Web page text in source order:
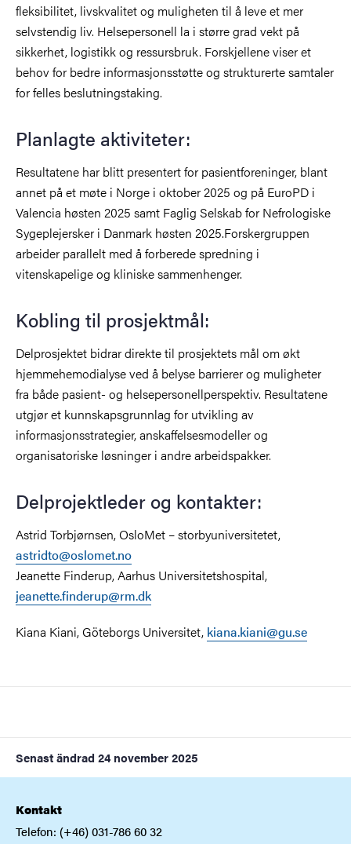
fleksibilitet, livskvalitet og muligheten til å leve et mer
selvstendig liv. Helsepersonell la i større grad vekt på
sikkerhet, logistikk og ressursbruk. Forskjellene viser et
behov for bedre informasjonsstøtte og strukturerte samtaler
for felles beslutningstaking.
Planlagte aktiviteter:
Resultatene har blitt presentert for pasientforeninger, blant
annet på et møte i Norge i oktober 2025 og på EuroPD i
Valencia høsten 2025 samt Faglig Selskab for Nefrologiske
Sygeplejersker i Danmark høsten 2025.Forskergruppen
arbeider parallelt med å forberede spredning i
vitenskapelige og kliniske sammenhenger.
Kobling til prosjektmål:
Delprosjektet bidrar direkte til prosjektets mål om økt
hjemmehemodialyse ved å belyse barrierer og muligheter
fra både pasient- og helsepersonellperspektiv. Resultatene
utgjør et kunnskapsgrunnlag for utvikling av
informasjonsstrategier, anskaffelsesmodeller og
organisatoriske løsninger i andre arbeidspakker.
Delprojektleder og kontakter:
Astrid Torbjørnsen, OsloMet – storbyuniversitetet,
astridto@oslomet.no
Jeanette Finderup, Aarhus Universitetshospital,
jeanette.finderup@rm.dk
Kiana Kiani, Göteborgs Universitet, kiana.kiani@gu.se
Senast ändrad 24 november 2025
Kontakt
Telefon: (+46) 031-786 60 32